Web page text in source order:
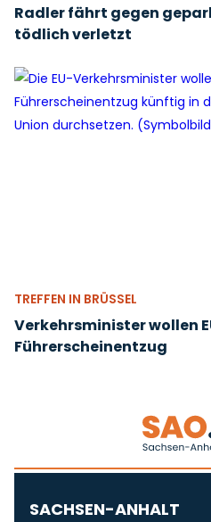
Radler fährt gegen
tödlich verletzt
TREFFEN IN BRÜSSEL
Verkehrsminister wollen
Führerscheinentzug
SACHSEN-ANHALT